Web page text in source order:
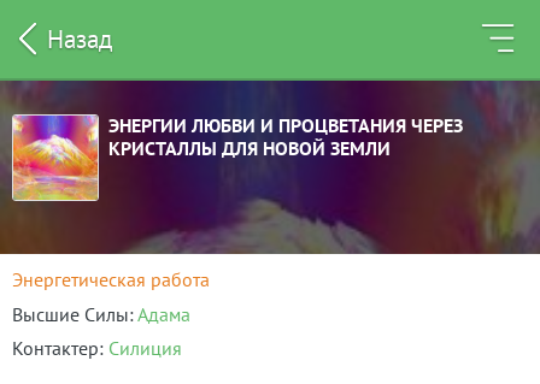
Назад
ЭНЕРГИИ ЛЮБВИ И ПРОЦВЕТАНИЯ ЧЕРЕЗ
КРИСТАЛЛЫ ДЛЯ НОВОЙ ЗЕМЛИ
Энергетическая работа
Высшие Силы Адама
Контактер Силиция